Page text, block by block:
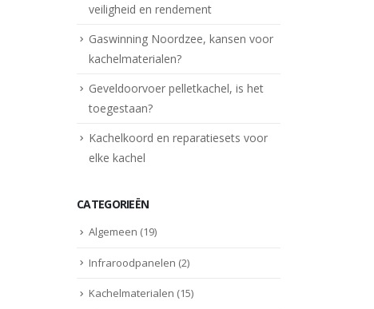
veiligheid en rendement
Gaswinning Noordzee, kansen voor
kachelmaterialen?
Geveldoorvoer pelletkachel, is het
toegestaan?
Kachelkoord en reparatiesets voor
elke kachel
CATEGORIEËN
Algemeen (19)
Infraroodpanelen (2)
Kachelmaterialen (15)